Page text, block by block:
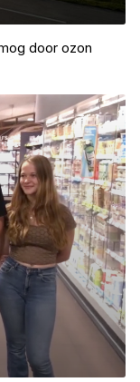
door ozon